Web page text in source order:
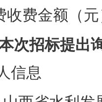
费金额（
次招标提出
信息